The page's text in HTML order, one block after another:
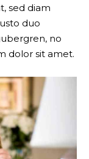
sed diam
duo
no
dolor sit amet.